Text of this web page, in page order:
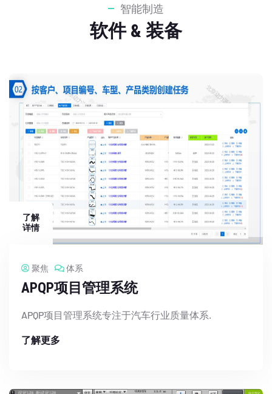
智能制造
软件 & 装备
了解
详情
聚焦 体系
APQP项目管理系统
APQP项目管理系统专注于汽车行业质量体系.
了解更多